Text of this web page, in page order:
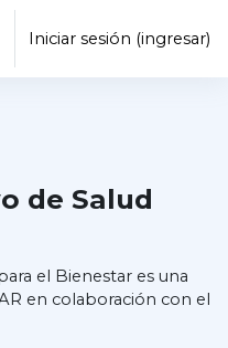
Iniciar sesión (ingresar)
de Salud
el Bienestar es una
en colaboración con el